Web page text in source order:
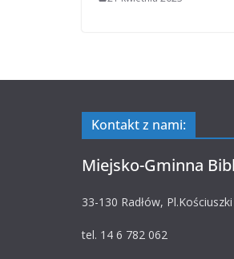
Kontakt z nami:
Miejsko-Gminna
33-130 Radłów,
tel. 14 6 782 062